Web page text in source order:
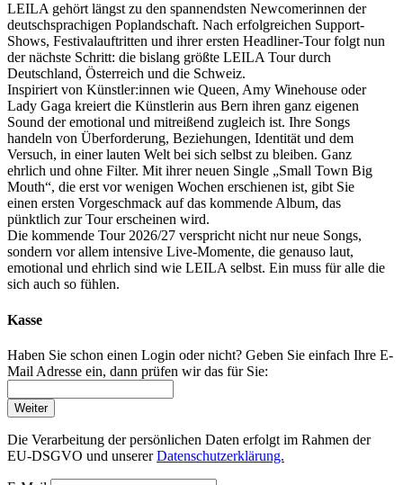
LEILA gehört längst zu den spannendsten Newcomerinnen der
deutschsprachigen Poplandschaft. Nach erfolgreichen Support-
Shows, Festivalauftritten und ihrer ersten Headliner-Tour folgt nun
der nächste Schritt: die bislang größte LEILA Tour durch
Deutschland, Österreich und die Schweiz.
Inspiriert von Künstler:innen wie Queen, Amy Winehouse oder
Lady Gaga kreiert die Künstlerin aus Bern ihren ganz eigenen
Sound der emotional und mitreißend zugleich ist. Ihre Songs
handeln von Überforderung, Beziehungen, Identität und dem
Versuch, in einer lauten Welt bei sich selbst zu bleiben. Ganz
ehrlich und ohne Filter. Mit ihrer neuen Single „Small Town Big
Mouth“, die erst vor wenigen Wochen erschienen ist, gibt Sie
einen ersten Vorgeschmack auf das kommende Album, das
pünktlich zur Tour erscheinen wird.
Die kommende Tour 2026/27 verspricht nicht nur neue Songs,
sondern vor allem intensive Live-Momente, die genauso laut,
emotional und ehrlich sind wie LEILA selbst. Ein muss für alle die
sich auch so fühlen.
Kasse
Haben Sie schon einen Login oder nicht? Geben Sie einfach Ihre E-
Mail Adresse ein, dann prüfen wir das für Sie:
Weiter
Die Verarbeitung der persönlichen Daten erfolgt im Rahmen der
EU-DSGVO und unsererDatenschutzerklärung.